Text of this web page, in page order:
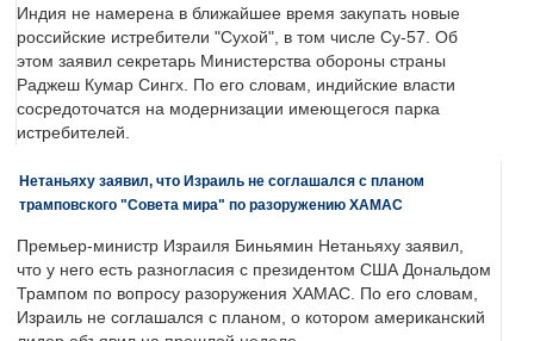
Индия не намерена в ближайшее время закупать новые
российские истребители "Сухой", в том числе Су-57. Об
этом заявил секретарь Министерства обороны страны
Раджеш Кумар Сингх. По его словам, индийские власти
сосредоточатся на модернизации имеющегося парка
истребителей.
Нетаньяху заявил, что Израиль не соглашался с планом
трамповского "Совета мира" по разоружению ХАМАС
Премьер-министр Израиля Биньямин Нетаньяху заявил,
что у него есть разногласия с президентом США Дональдом
Трампом по вопросу разоружения ХАМАС. По его словам,
Израиль не соглашался с планом, о котором американский